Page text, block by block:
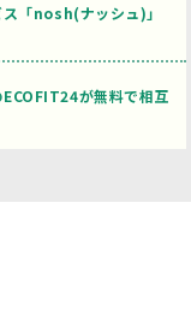
「nosh(ナッシュ)」
が無料で相互